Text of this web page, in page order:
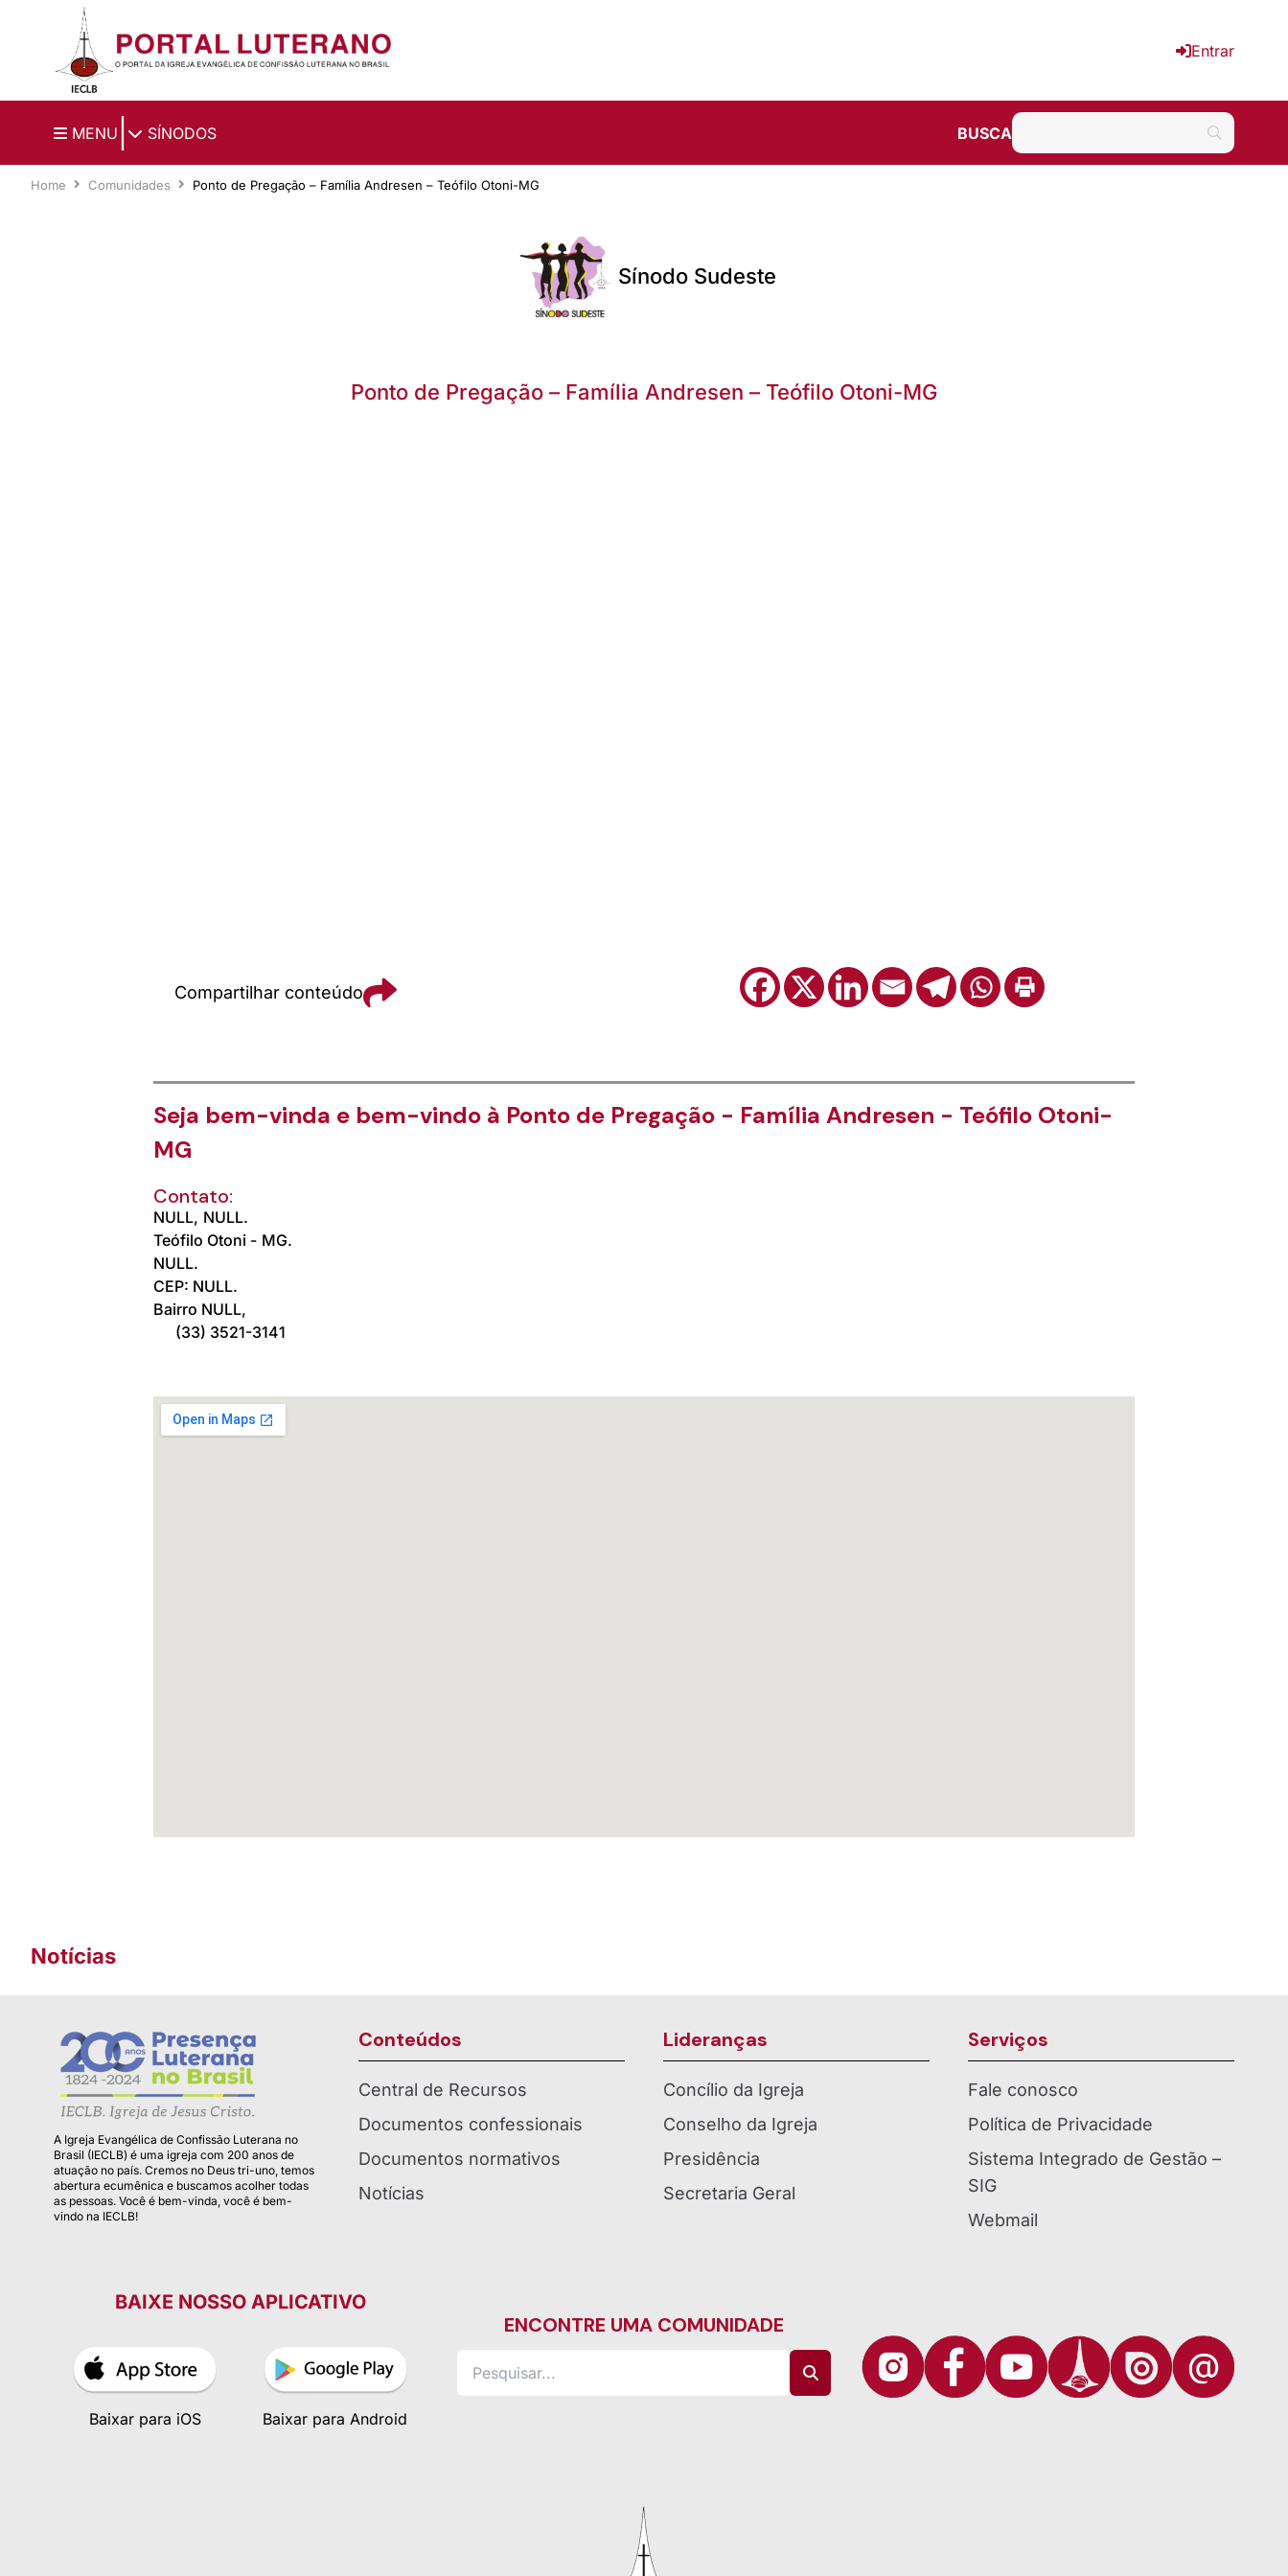
Ir para o conteúdo principal
Entrar
MENU SÍNODOS BUSCA
Home Comunidades Ponto de Pregação – Família Andresen – Teófilo Otoni-MG
Sínodo Sudeste
Ponto de Pregação – Família Andresen – Teófilo Otoni-MG
Compartilhar conteúdo
Seja bem-vinda e bem-vindo à Ponto de Pregação - Família Andresen - Teófilo Otoni-
MG
Contato:
NULL, NULL.
Teófilo Otoni - MG.
NULL.
CEP: NULL.
Bairro NULL,
(33) 3521-3141
Notícias
A Igreja Evangélica de Confissão Luterana no
Brasil (IECLB) é uma igreja com 200 anos de
atuação no país. Cremos no Deus tri-uno, temos
abertura ecumênica e buscamos acolher todas
as pessoas. Você é bem-vinda, você é bem-
vindo na IECLB!
Conteúdos
Central de Recursos
Documentos confessionais
Documentos normativos
Notícias
Lideranças
Concílio da Igreja
Conselho da Igreja
Presidência
Secretaria Geral
Serviços
Fale conosco
Política de Privacidade
Sistema Integrado de Gestão –
SIG
Webmail
BAIXE NOSSO APLICATIVO
Baixar para iOS Baixar para Android
ENCONTRE UMA COMUNIDADE